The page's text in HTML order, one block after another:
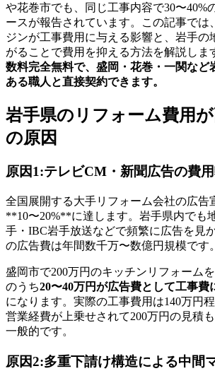
や花巻市でも、同じ工事内容で30〜40%
ースが報告されています。この記事では
ジンが工事費用に与える影響と、岩手の
がることで費用を抑える方法を解説しま
数料完全無料で、盛岡・花巻・一関など
ある職人と直接契約できます。
岩手県のリフォーム費用
の原因
原因1:テレビCM・新聞広告の費
全国展開する大手リフォーム会社の広告
**10〜20%**に達します。岩手県内でも
手・IBC岩手放送などで頻繁に広告を見
の広告費は年間数千万〜数億円規模です。
盛岡市で200万円のキッチンリフォーム
のうち20〜40万円が広告費として工事費
になります。実際の工事費用は140万円
営業経費が上乗せされて200万円の見積
一般的です。
原因2:多重下請け構造による中間